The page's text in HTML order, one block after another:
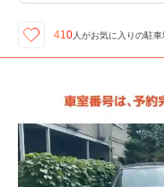
410 人がお気に入りの駐車